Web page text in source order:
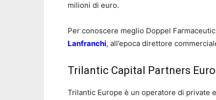
milioni di euro.
Per conoscere meglio Doppel
Lanfranchi, all’epoca direttore
Trilantic Capital Partners
Trilantic Europe è un operatore di private